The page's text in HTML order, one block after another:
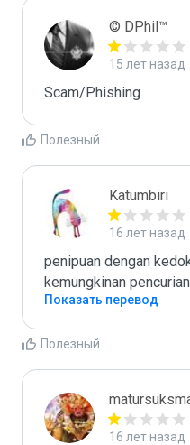
© DPhil™
15 лет назад
Scam/Phishing
Полезный
Katumbiri
16 лет назад
penipuan dengan
kemungkinan
Показать перевод
Полезный
16 лет назад